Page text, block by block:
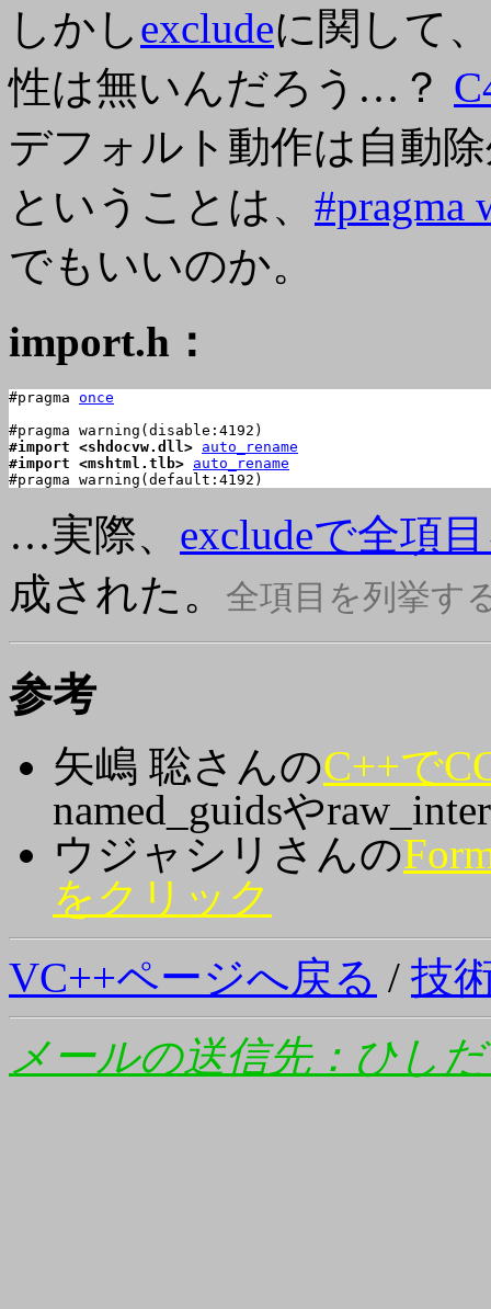
しかしexcludeに関して
性は無いんだろう…？
デフォルト動作は自動
ということは、 #pragma
でもいいのか。
import.h：
#pragma once
#import <shdocvw.dll> auto_rename
#import <mshtml.tlb> auto_rename
#pragma warning(default:4192)
…実際、 excludeで全項
成された。
全項目を列挙す
参考
矢嶋 聡さんのC++で
named_guidsや
ウジャシリさんの
をクリック
VC++ページへ戻る / 技
メールの送信先：ひし